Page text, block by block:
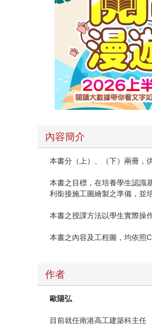
內容簡介
本書分（上）、（下）兩冊，
本書之目標，在培養學生認識
利銜接施工圖繪製之準備，並
本書之授課方法以學生實際操
本書之內容及工程圖，均依照
作者
歐陽弘
目前就任南港高工建築科主任